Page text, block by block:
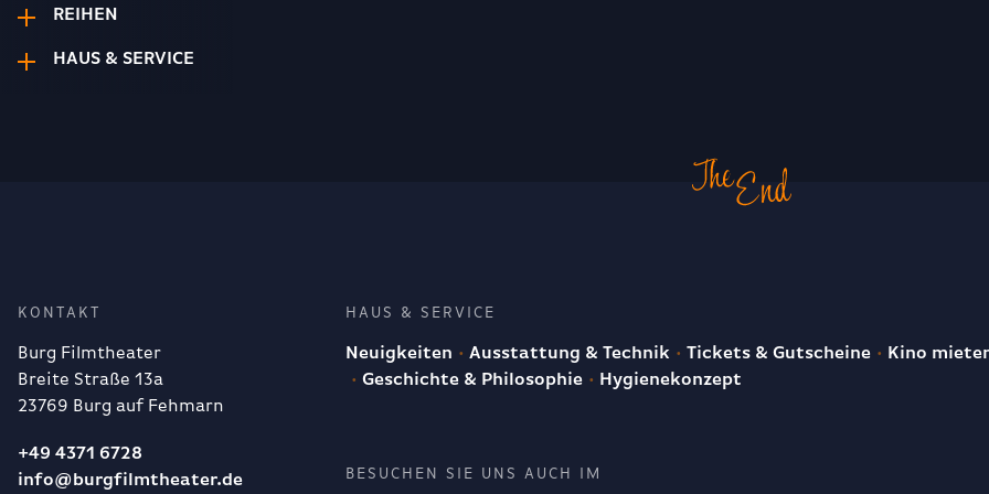
REIHEN
HAUS & SERVICE
KONTAKT
Burg Filmtheater
Breite Straße 13a
23769 Burg auf Fehmarn
+49 4371 6728
info@burgfilmtheater.de
HAUS & SERVICE
Neuigkeiten Ausstattung & Technik Tickets & Gutscheine
Kino
Geschichte & Philosophie
Hygienekonzept
BESUCHEN SIE UNS AUCH IM